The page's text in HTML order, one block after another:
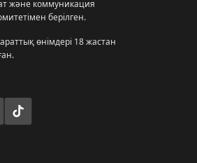
және коммуникация
берілген.
өнімдері 18 жастан